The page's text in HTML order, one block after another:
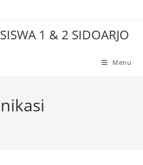
1 & 2 SIDOARJO
Menu